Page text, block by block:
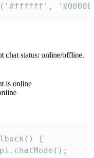
chat status: online/offline.
is online
{